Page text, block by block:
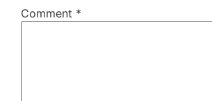
Comment *